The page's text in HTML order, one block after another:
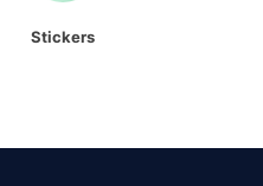
Stickers